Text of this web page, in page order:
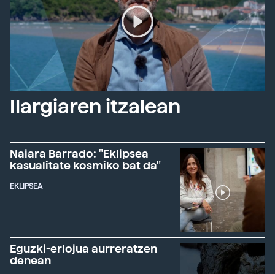
Ilargiaren itzalean
Naiara Barrado: "Eklipsea
kasualitate kosmiko bat da"
EKLIPSEA
Eguzki-erlojua aurreratzen
denean